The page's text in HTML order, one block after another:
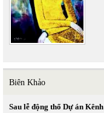
Biên Khảo
Sau lễ động thổ Dự án Kênh